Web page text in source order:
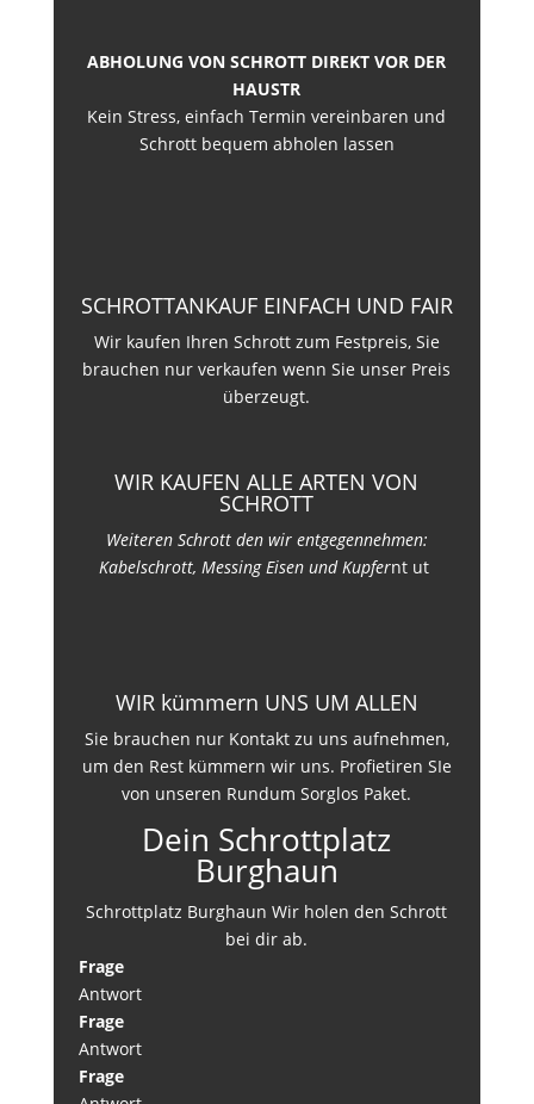
ABHOLUNG VON SCHROTT DIREKT VOR DER
HAUSTR
Kein Stress, einfach Termin vereinbaren und
Schrott bequem abholen lassen
SCHROTTANKAUF EINFACH UND FAIR
Wir kaufen Ihren Schrott zum Festpreis, Sie
brauchen nur verkaufen wenn Sie unser Preis
überzeugt.
WIR KAUFEN ALLE ARTEN VON
SCHROTT
Weiteren Schrott den wir entgegennehmen:
Kabelschrott, Messing Eisen und Kupfernt ut
WIR kümmern UNS UM ALLEN
Sie brauchen nur Kontakt zu uns aufnehmen,
um den Rest kümmern wir uns. Profietiren SIe
von unseren Rundum Sorglos Paket.
Dein Schrottplatz
Burghaun
Schrottplatz Burghaun Wir holen den Schrott
bei dir ab.
Frage
Antwort
Frage
Antwort
Frage